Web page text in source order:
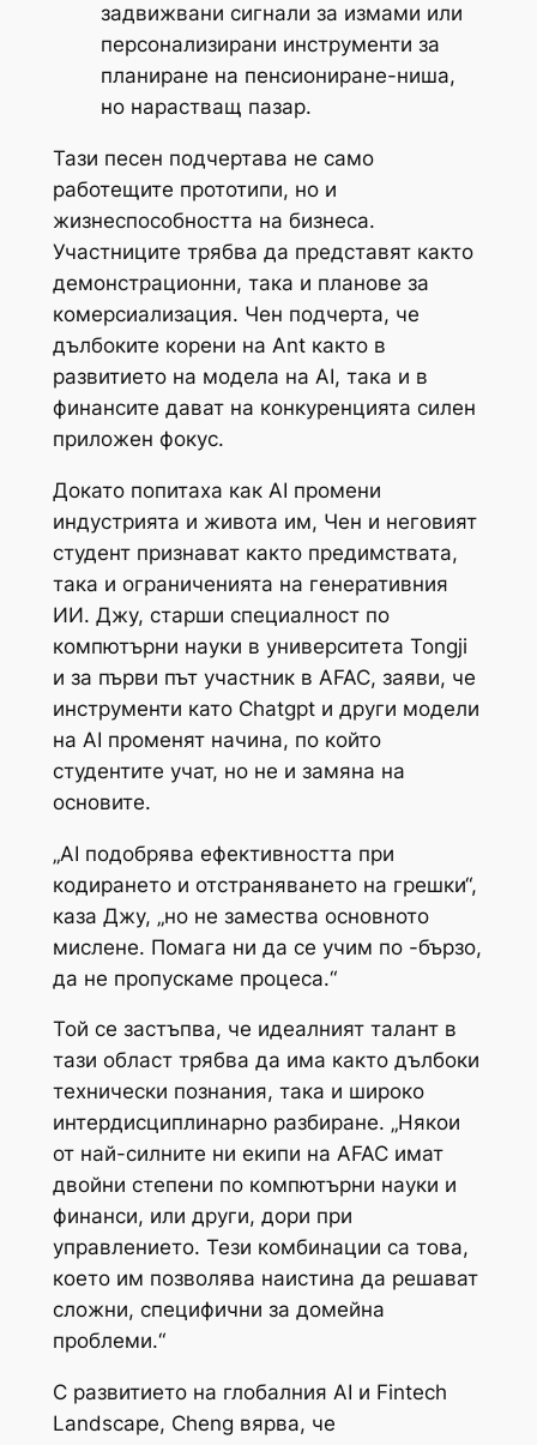
задвижвани сигнали за измами или
персонализирани инструменти за
планиране на пенсиониране-ниша,
но нарастващ пазар.
Тази песен подчертава не само
работещите прототипи, но и
жизнеспособността на бизнеса.
Участниците трябва да представят както
демонстрационни, така и планове за
комерсиализация. Чен подчерта, че
дълбоките корени на Ant както в
развитието на модела на AI, така и в
финансите дават на конкуренцията силен
приложен фокус.
Докато попитаха как AI промени
индустрията и живота им, Чен и неговият
студент признават както предимствата,
така и ограниченията на генеративния
ИИ. Джу, старши специалност по
компютърни науки в университета Tongji
и за първи път участник в AFAC, заяви, че
инструменти като Chatgpt и други модели
на AI променят начина, по който
студентите учат, но не и замяна на
основите.
„AI подобрява ефективността при
кодирането и отстраняването на грешки“,
каза Джу, „но не замества основното
мислене. Помага ни да се учим по -бързо,
да не пропускаме процеса.“
Той се застъпва, че идеалният талант в
тази област трябва да има както дълбоки
технически познания, така и широко
интердисциплинарно разбиране. „Някои
от най-силните ни екипи на AFAC имат
двойни степени по компютърни науки и
финанси, или други, дори при
управлението. Тези комбинации са това,
което им позволява наистина да решават
сложни, специфични за домейна
проблеми.“
С развитието на глобалния AI и Fintech
Landscape, Cheng вярва, че